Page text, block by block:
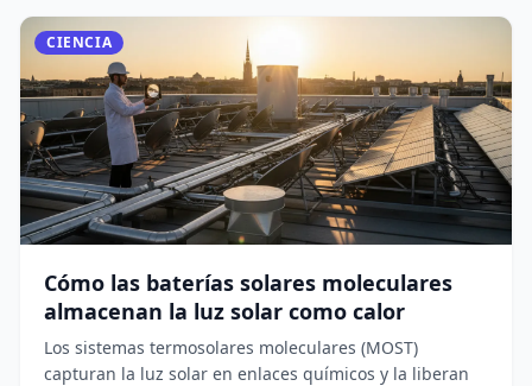
CIENCIA
Cómo las baterías solares moleculares
almacenan la luz solar como calor
Los sistemas termosolares moleculares (MOST)
capturan la luz solar en enlaces químicos y la liberan